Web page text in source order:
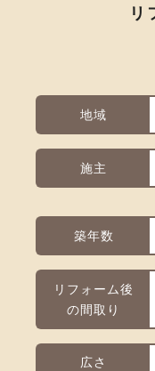
リ
地域
施主
築年数
リフォーム後
の間取り
広さ